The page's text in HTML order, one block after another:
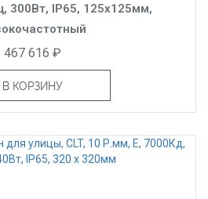
300Вт, IP65, 125x125мм,
467 616 ₽
В КОРЗИНУ